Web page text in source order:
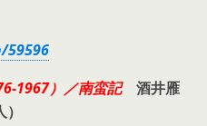
1967）／南蛮記酒井雁